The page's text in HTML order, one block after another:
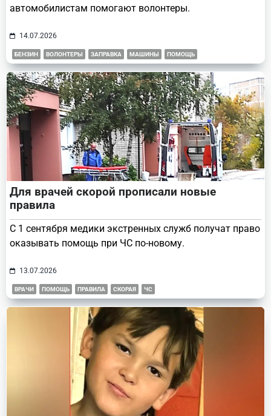
автомобилистам помогают волонтеры.
14.07.2026
БЕНЗИН ВОЛОНТЕРЫ ЗАПРАВКА МАШИНЫ ПОМОЩЬ
Для врачей скорой прописали новые
правила
С 1 сентября медики экстренных служб получат право
оказывать помощь при ЧС по-новому.
13.07.2026
ВРАЧИ ПОМОЩЬ ПРАВИЛА СКОРАЯ ЧС